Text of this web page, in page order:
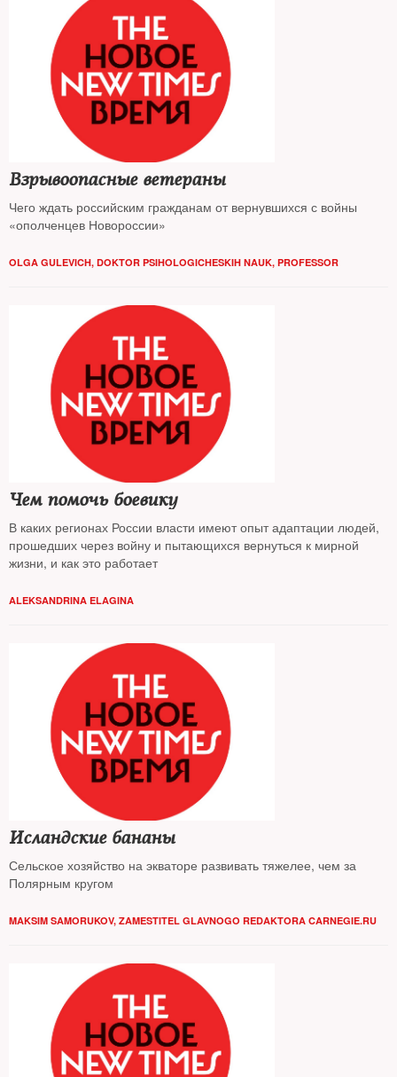
Взрывоопасные ветераны
Чего ждать российским гражданам от вернувшихся с войны
«ополченцев Новороссии»
OLGA GULEVICH, DOKTOR PSIHOLOGICHESKIH NAUK, PROFESSOR
Чем помочь боевику
В каких регионах России власти имеют опыт адаптации людей,
прошедших через войну и пытающихся вернуться к мирной
жизни, и как это работает
ALEKSANDRINA ELAGINA
Исландские бананы
Сельское хозяйство на экваторе развивать тяжелее, чем за
Полярным кругом
MAKSIM SAMORUKOV, ZAMESTITEL GLAVNOGO REDAKTORA CARNEGIE.RU